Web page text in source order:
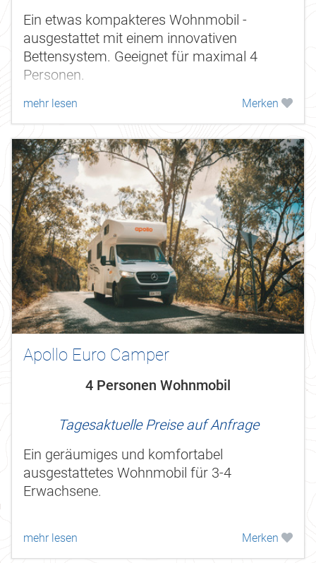
Ein etwas kompakteres Wohnmobil -
ausgestattet mit einem innovativen
Bettensystem. Geeignet für maximal 4
Personen.
mehr lesen Merken
Apollo Euro Camper
4 Personen Wohnmobil
Tagesaktuelle Preise auf Anfrage
Ein geräumiges und komfortabel
ausgestattetes Wohnmobil für 3-4
Erwachsene.
mehr lesen Merken